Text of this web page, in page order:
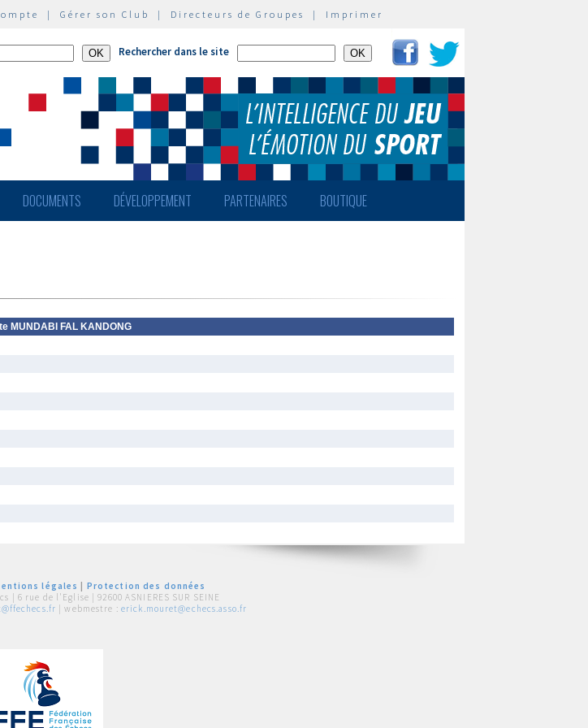
| Gérer son Club | Directeurs de Groupes | Imprimer
Rechercher dans le site
DOCUMENTS DÉVELOPPEMENT PARTENAIRES BOUTIQUE
MUNDABI FAL KANDONG
légales
Protection des données
| 6 rue de l'Eglise | 92600 ASNIERES SUR SEINE
| webmestre : erick.mouret@echecs.asso.fr